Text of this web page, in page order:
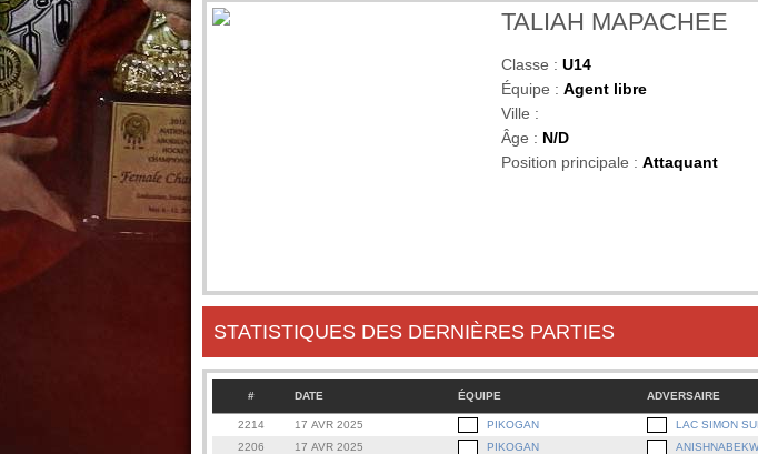
TALIAH MAPACHEE
Classe : U14
Équipe : Agent libre
Ville :
Âge : N/D
Position principale : Attaquant
STATISTIQUES DES DERNIÈRES PARTIES
# DATE ÉQUIPE ADVERSAIRE
2214 17 AVR 2025 PIKOGAN LAC SIMON
2206 17 AVR 2025 PIKOGAN